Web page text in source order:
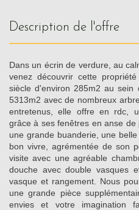
description de l'offre
Dans un écrin de verdure, au
venez découvrir cette
siècle d'environ 285m2 au sein
5313m2 avec de nombreux
entretenus, elle offre en rdc,
grâce à ses fenêtres en anse de
une grande buanderie, une
bon vivre, agrémentée de son
visite avec une agréable
douche avec double vasques
vasque et rangement. Nous
une grande pièce
envies et votre imagination